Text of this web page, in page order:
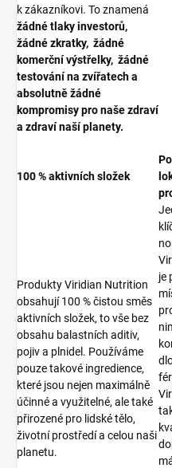
k zákazníkovi. To znamená
žádné tlaky investorů,
žádné zkratky, žádné
komerční výstřelky, žádné
testování na zvířatech a
absolutně žádné
kompromisy pro naše zdraví
a zdraví naší planety.
100 % aktivních složek
Produkty Viridian Nutrition
obsahují 100 % čistou směs
aktivních složek, to vše bez
obsahu balastních aditiv,
pojiv a plnidel. Používáme
pouze takové ingredience,
které jsou nejen maximálně
účinné a využitelné, ale také
přirozené pro lidské tělo,
životní prostředí a celou naši
planetu.
je